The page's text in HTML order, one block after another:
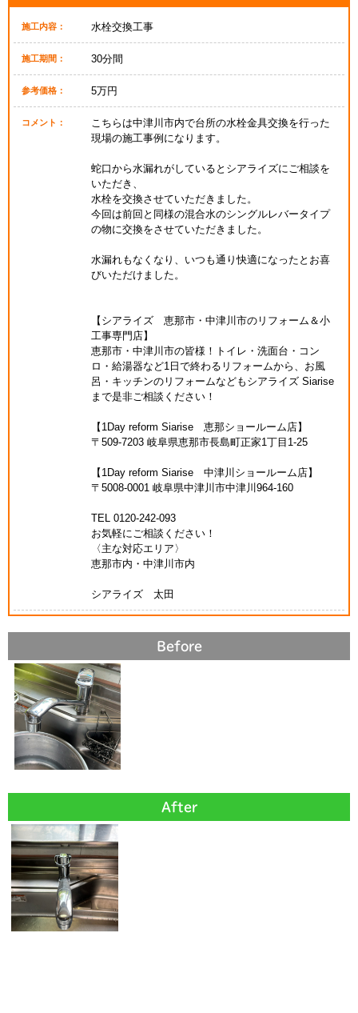
施工内容： 水栓交換工事
施工期間： 30分間
参考価格： 5万円
コメント：
こちらは中津川市内で台所の水栓金具交換を行った
現場の施工事例になります。
蛇口から水漏れがしているとシアライズにご相談を
いただき、
水栓を交換させていただきました。
今回は前回と同様の混合水のシングルレバータイプ
の物に交換をさせていただきました。
水漏れもなくなり、いつも通り快適になったとお喜
びいただけました。
【シアライズ 恵那市・中津川市のリフォーム＆小
工事専門店】
恵那市・中津川市の皆様！トイレ・洗面台・コン
ロ・給湯器など1日で終わるリフォームから、お風
呂・キッチンのリフォームなどもシアライズ Siarise
まで是非ご相談ください！
【1Day reform Siarise 恵那ショールーム店】
〒509-7203 岐阜県恵那市長島町正家1丁目1-25
【1Day reform Siarise 中津川ショールーム店】
〒5008-0001 岐阜県中津川市中津川964-160
TEL 0120-242-093
お気軽にご相談ください！
〈主な対応エリア〉
恵那市内・中津川市内
シアライズ 太田
Before
After